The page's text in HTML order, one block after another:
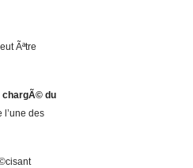
Ãªtre
chargÃ© du
des